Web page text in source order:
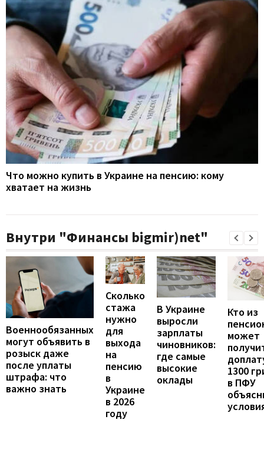
Что можно купить в Украине на пенсию: кому
хватает на жизнь
Внутри "Финансы bigmir)net"
Военнообязанных
могут объявить в
розыск даже
после уплаты
штрафа: что
важно знать
Сколько
стажа
нужно
для
выхода
на
пенсию
в
Украине
в 2026
году
В Украине
выросли
зарплаты
чиновников:
где самые
высокие
оклады
Кто из
может
1300
в ПФУ